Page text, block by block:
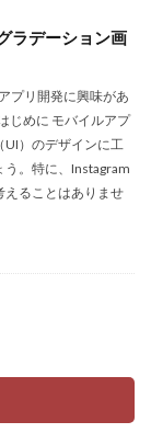
ラデーション画
プリ開発に興味があ
じめに モバイルアプ
UI）のデザインに工
う。特に、Instagram
えることはありませ